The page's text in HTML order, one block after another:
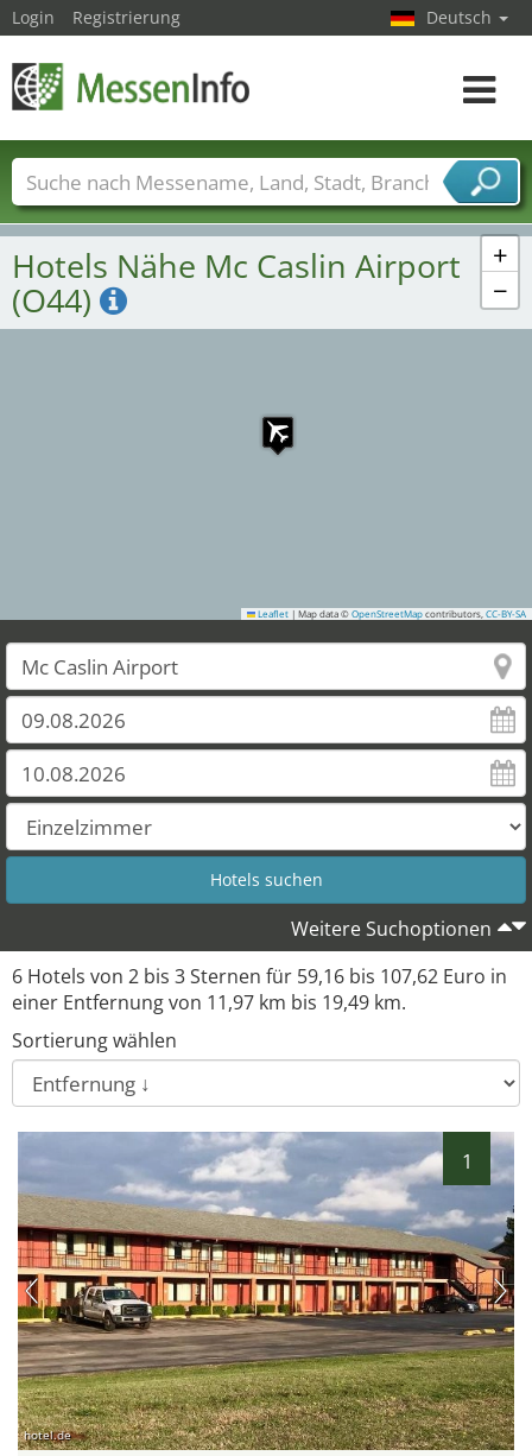
+
−
Leaflet | Map data © OpenStreetMap contributors, CC-BY-SA
Hotels Nähe Mc Caslin Airport
(O44)
Weitere Suchoptionen
6 Hotels von 2 bis 3Sternen für 59,16 bis 107,62 Euro in
einer Entfernung von 11,97 km bis 19,49 km.
Sortierung wählen
1
hotel.de
Login Registrierung Deutsch
Toggle
Messenamen Länder Städte
Branchen
Dienstleisterbranchen